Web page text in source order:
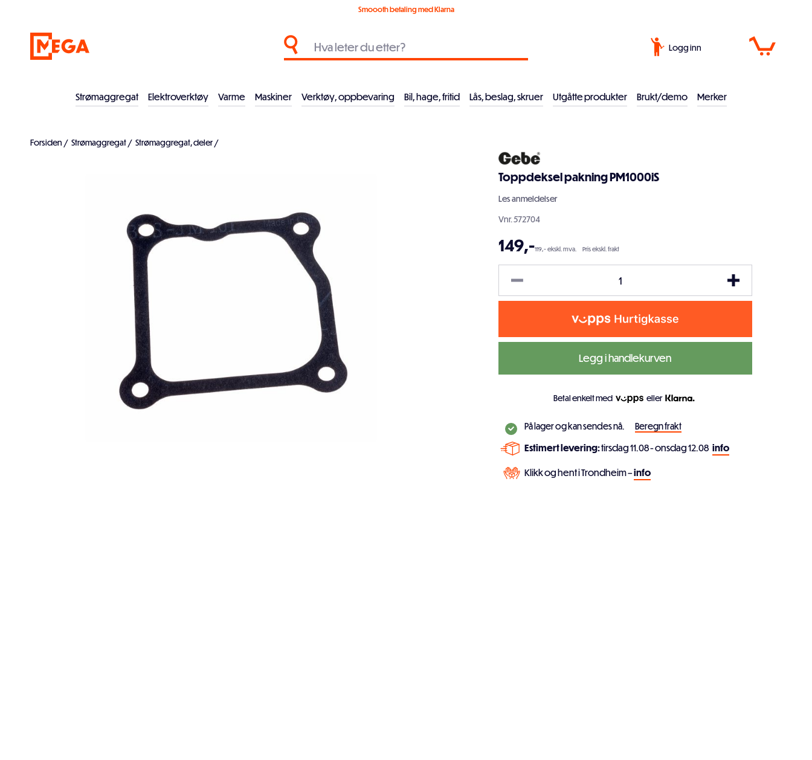
Smoooth betaling med Klarna
Logg inn
Strømaggregat Elektroverktøy Varme Maskiner Verktøy, oppbevaring Bil, hage, fritid Lås, beslag, skruer Utgåtte produkter Brukt/demo Merker
Forsiden / Strømaggregat / Strømaggregat, deler /
Toppdeksel pakning PM1000iS
Lesanmeldelser
Vnr.572704
149,-119,- ekskl. mva. Pris ekskl. frakt
Legg i handlekurven
Betal enkelt med eller
På lager og kan sendes nå.
Beregn frakt
Estimert levering:tirsdag 11.08 - onsdag 12.08 info
Klikk og hent i Trondheim –info